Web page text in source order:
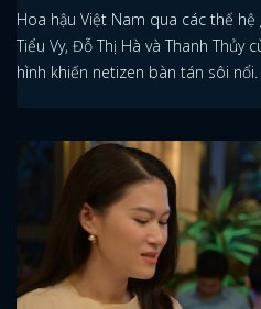
Hoa hậu Việt Nam qua các thế hệ
Tiểu Vy, Đỗ Thị Hà và Thanh Thủy
hình khiến netizen bàn tán sôi nổi.